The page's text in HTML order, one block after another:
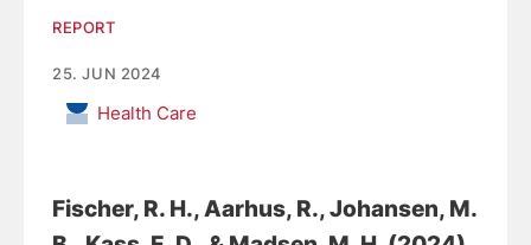
REPORT
25. JUN 2024
Health Care
Fischer, R. H., Aarhus, R., Johansen, M.